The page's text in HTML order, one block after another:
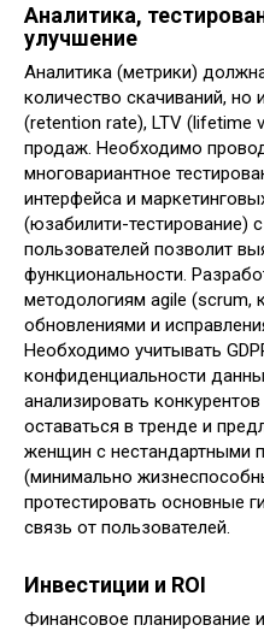
Аналитика,
улучшение
Аналитика (метрики)
количество скачиваний,
(retention rate), LTV (lifetime
продаж. Необходимо
многовариантное
интерфейса и
(юзабилити-тестирование)
пользователей позволит
функциональности.
методологиям agile (scrum,
обновлениями и
Необходимо учитывать
конфиденциальности
анализировать
оставаться в тренде и
женщин с нестандартными
(минимально
протестировать основные
связь от пользователей.
Инвестиции и ROI
Финансовое планирование